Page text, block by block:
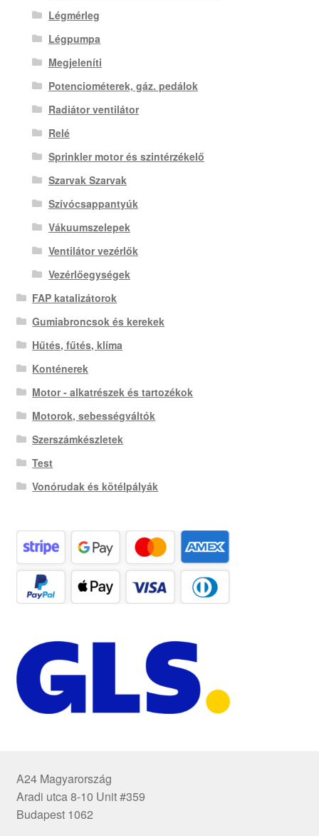
Légmérleg
Légpumpa
Megjeleníti
Potenciométerek, gáz. pedálok
Radiátor ventilátor
Relé
Sprinkler motor és szintérzékelő
Szarvak Szarvak
Szívócsappantyúk
Vákuumszelepek
Ventilátor vezérlők
Vezérlőegységek
FAP katalizátorok
Gumiabroncsok és kerekek
Hűtés, fűtés, klíma
Konténerek
Motor - alkatrészek és tartozékok
Motorok, sebességváltók
Szerszámkészletek
Test
Vonórudak és kötélpályák
A24 Magyarország
Aradi utca 8-10 Unit #359
Budapest 1062